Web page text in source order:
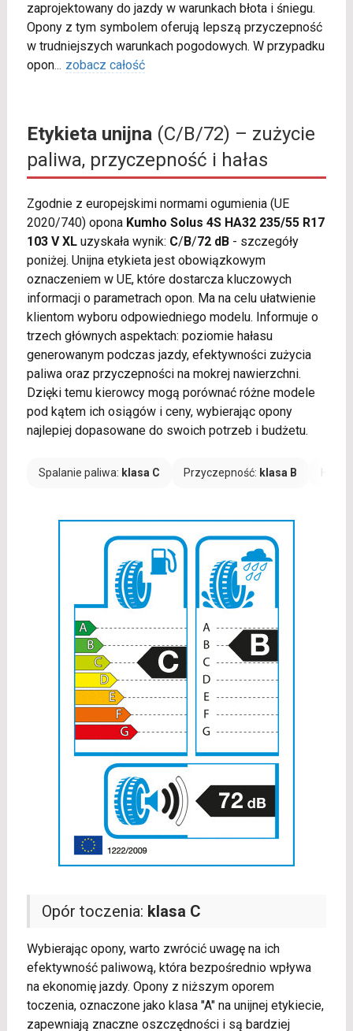
zaprojektowany do jazdy w warunkach błota i śniegu.
Opony z tym symbolem oferują lepszą przyczepność
w trudniejszych warunkach pogodowych. W przypadku
opon... zobacz całość
Etykieta unijna(C/B/72) – zużycie
paliwa, przyczepność i hałas
Zgodnie z europejskimi normami ogumienia (UE
2020/740) opona Kumho Solus 4S HA32 235/55 R17
103 V XLuzyskała wynik: C/B/72 dB- szczegóły
poniżej. Unijna etykieta jest obowiązkowym
oznaczeniem w UE, które dostarcza kluczowych
informacji o parametrach opon. Ma na celu ułatwienie
klientom wyboru odpowiedniego modelu. Informuje o
trzech głównych aspektach: poziomie hałasu
generowanym podczas jazdy, efektywności zużycia
paliwa oraz przyczepności na mokrej nawierzchni.
Dzięki temu kierowcy mogą porównać różne modele
pod kątem ich osiągów i ceny, wybierając opony
najlepiej dopasowane do swoich potrzeb i budżetu.
Spalanie paliwa: klasa C Przyczepność: klasa B
Opór toczenia: klasa C
Wybierając opony, warto zwrócić uwagę na ich
efektywność paliwową, która bezpośrednio wpływa
na ekonomię jazdy. Opony z niższym oporem
toczenia, oznaczone jako klasa "A" na unijnej etykiecie,
zapewniają znaczne oszczędności i są bardziej